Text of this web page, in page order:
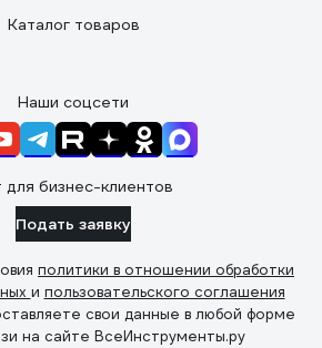
Каталог товаров
Наши соцсети
для бизнес-клиентов
Подать заявку
политики в отношении обработки
и пользовательского соглашения
свои данные в любой форме
на сайте ВсеИнструменты.ру